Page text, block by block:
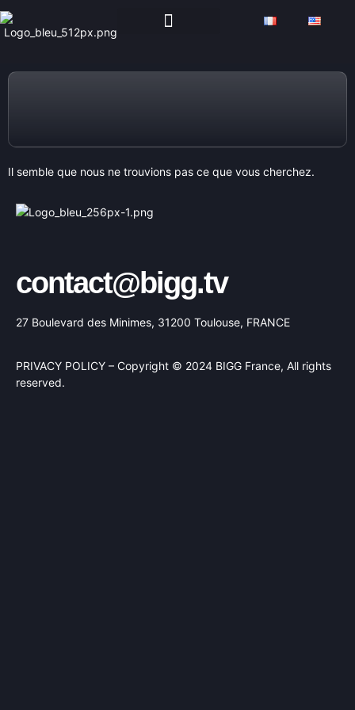
Il semble que nous ne trouvions pas ce que vous cherchez.
contact@bigg.tv
27 Boulevard des Minimes, 31200 Toulouse, FRANCE
PRIVACY POLICY – Copyright © 2024 BIGG France, All rights
reserved.